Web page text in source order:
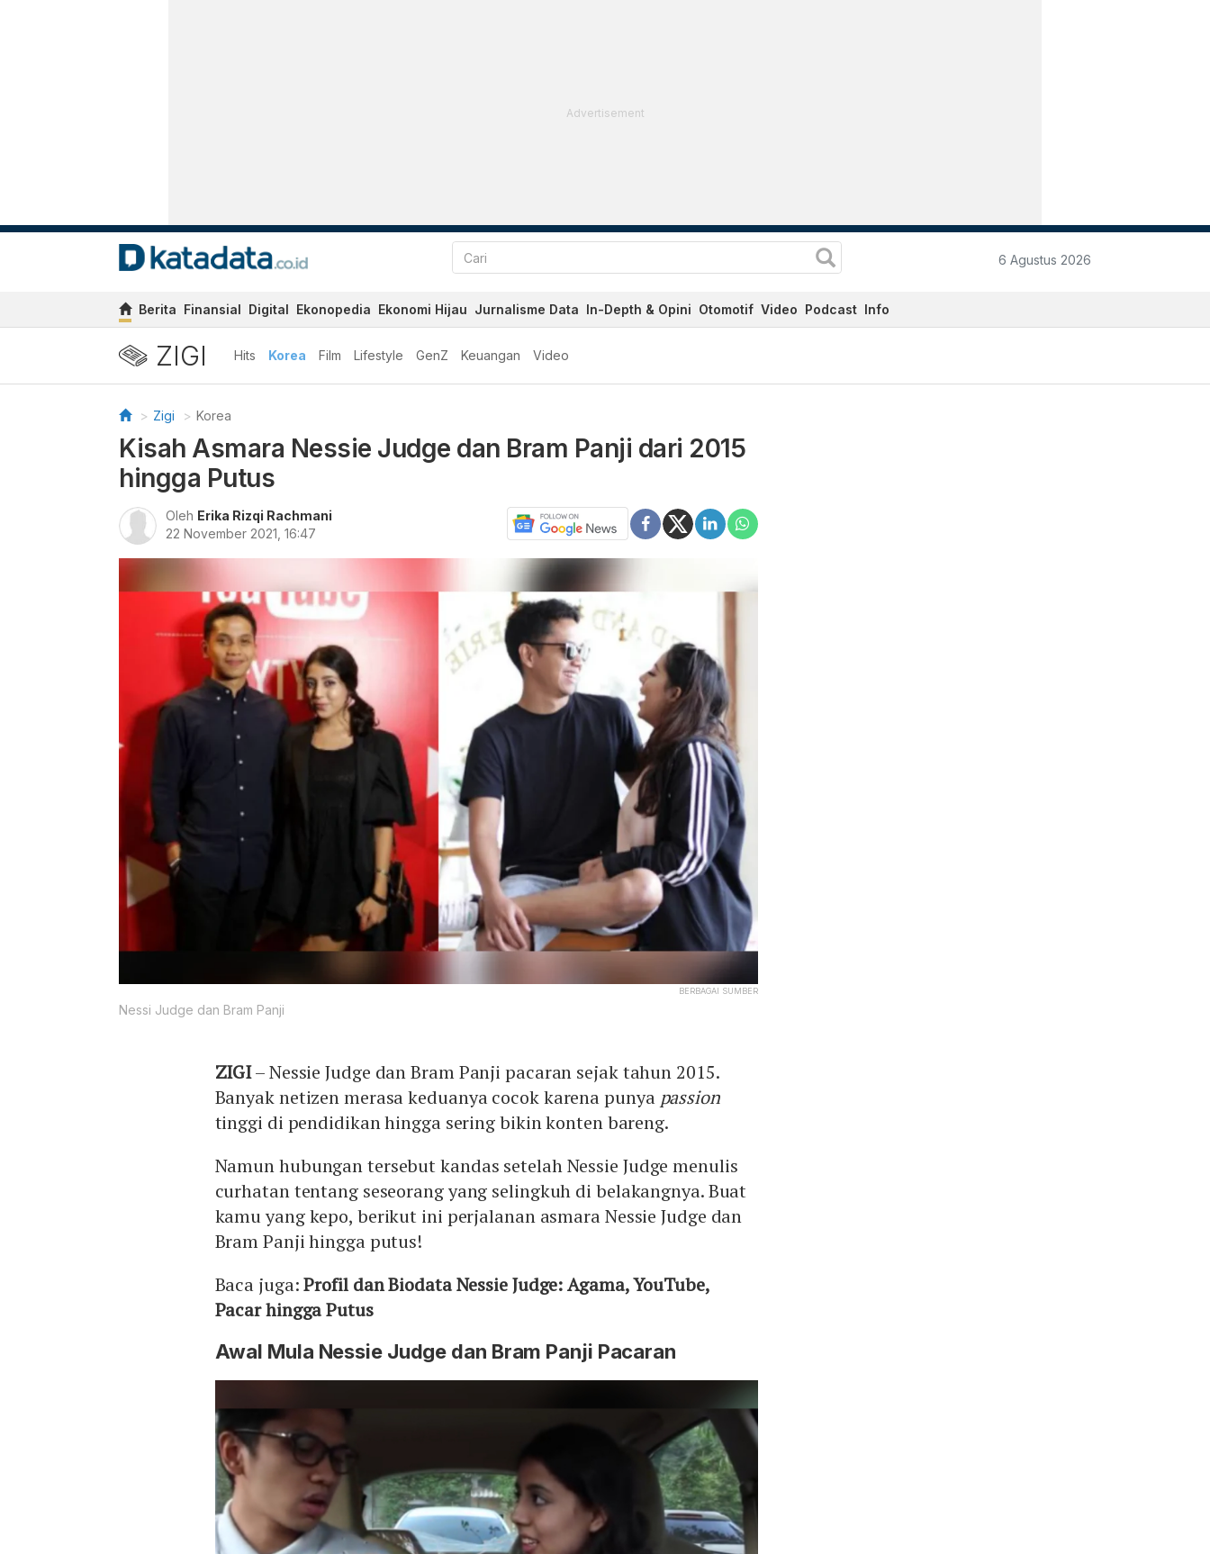
Advertisement
6 Agustus 2026
Berita Finansial Digital Ekonopedia Ekonomi Hijau Jurnalisme Data In-Depth & Opini Otomotif Video Podcast Info
ZIGI Hits Korea Film Lifestyle GenZ Keuangan Video
Zigi Korea
Kisah Asmara Nessie Judge dan Bram Panji dari 2015
hingga Putus
Oleh Erika Rizqi Rachmani
22 November 2021, 16:47
BERBAGAI SUMBER
Nessi Judge dan Bram Panji
ZIGI– Nessie Judge dan Bram Panji pacaran sejak tahun 2015.
Banyak netizen merasa keduanya cocok karena punya passion
tinggi di pendidikan hingga sering bikin konten bareng.
Namun hubungan tersebut kandas setelah Nessie Judge menulis
curhatan tentang seseorang yang selingkuh di belakangnya. Buat
kamu yang kepo, berikut ini perjalanan asmara Nessie Judge dan
Bram Panji hingga putus!
Baca juga:Profil dan Biodata Nessie Judge: Agama, YouTube,
Pacar hingga Putus
Awal Mula Nessie Judge dan Bram Panji Pacaran